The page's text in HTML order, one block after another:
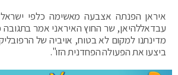
איראן הפנתה אצבעה מאשימה כלפי
עבדאללהיאן, שר החוץ האיראני אמר בתגובה
מדינתנו למקום לא בטוח, אויביה של
ביצעו את הפעולה הפחדנית הזו".